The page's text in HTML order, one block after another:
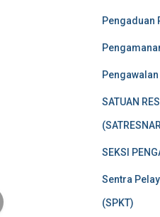
Pengaduan
SATUAN
SEKSI
Sentra
(SPKT)